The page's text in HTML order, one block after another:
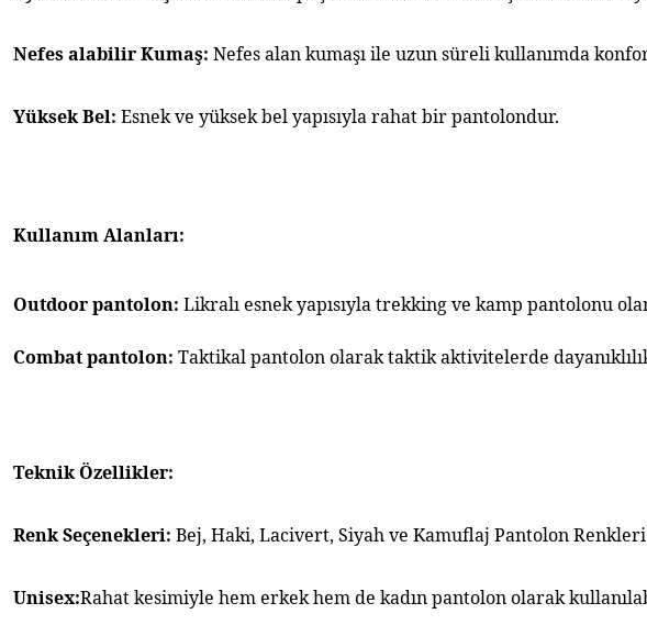
Nefes alabilirKumaş: Nefes alan kumaşı ile uzun süreli kullanımda
Yüksek Bel: Esnek ve yüksek bel yapısıyla rahat bir pantolondur.
Kullanım Alanları:
Outdoor pantolon: Likralı esnek yapısıyla trekking ve kamp pantolonu
Combat pantolon: Taktikal pantolon olarak taktik aktivitelerde
Teknik Özellikler:
Renk Seçenekleri: Bej, Haki, Lacivert, Siyah ve Kamuflaj Pantolon Renkleri
Unisex:Rahat kesimiyle hem erkek hem de kadın pantolon olarak